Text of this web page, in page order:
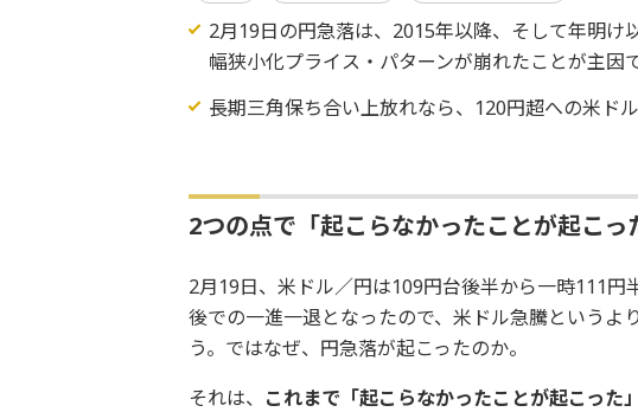
2月19日の円急落は、2015年以降、そして年明
幅狭小化プライス・パターンが崩れたことが主因
長期三角保ち合い上放れなら、120円超への米ド
2つの点で「起こらなかったことが起こっ
2月19日、米ドル／円は109円台後半から一時111
後での一進一退となったので、米ドル急騰というよ
う。ではなぜ、円急落が起こったのか。
それは、 これまで「起こらなかったことが起こった